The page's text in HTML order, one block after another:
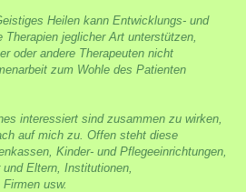
Heilen kann Entwicklungs- und
jeglicher Art unterstützen,
oder andere Therapeuten nicht
zum Wohle des Patienten
interessiert sind zusammen zu wirken,
auf mich zu. Offen steht diese
Kinder- und Pflegeeinrichtungen,
Eltern, Institutionen,
usw.